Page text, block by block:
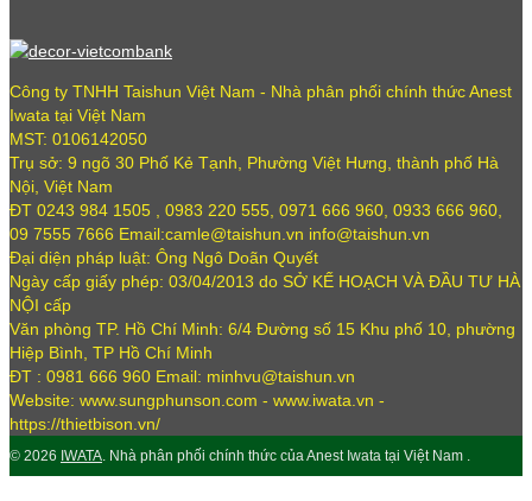
Công ty TNHH Taishun Việt Nam - Nhà phân phối chính thức Anest
Iwata tại Việt Nam
MST: 0106142050
Trụ sở: 9 ngõ 30 Phố Kẻ Tạnh, Phường Việt Hưng, thành phố Hà
Nội, Việt Nam
ĐT 0243 984 1505 , 0983 220 555, 0971 666 960, 0933 666 960,
09 7555 7666 Email:camle@taishun.vn info@taishun.vn
Đại diện pháp luật: Ông Ngô Doãn Quyết
Ngày cấp giấy phép: 03/04/2013 do SỞ KẾ HOẠCH VÀ ĐẦU TƯ HÀ
NỘI cấp
Văn phòng TP. Hồ Chí Minh: 6/4 Đường số 15 Khu phố 10, phường
Hiệp Bình, TP Hồ Chí Minh
ĐT : 0981 666 960 Email: minhvu@taishun.vn
Website: www.sungphunson.com - www.iwata.vn -
https://thietbison.vn/
© 2026 IWATA. Nhà phân phối chính thức của Anest Iwata tại Việt Nam .